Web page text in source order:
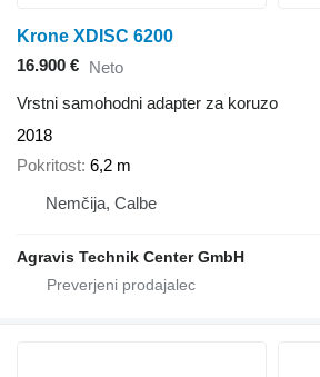
Krone XDISC 6200
16.900 € Neto
Vrstni samohodni adapter za koruzo
2018
Pokritost 6,2 m
Nemčija, Calbe
Agravis Technik Center GmbH